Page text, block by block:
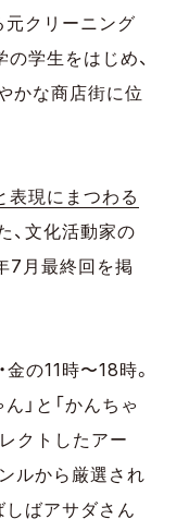
元クリーニング
学生をはじめ、
かな商店街に位
表現にまつわる
、文化活動家の
7月最終回を掲
の11時〜18時。
」と「かんちゃ
クトしたアー
ルから厳選され
しばアサダさん